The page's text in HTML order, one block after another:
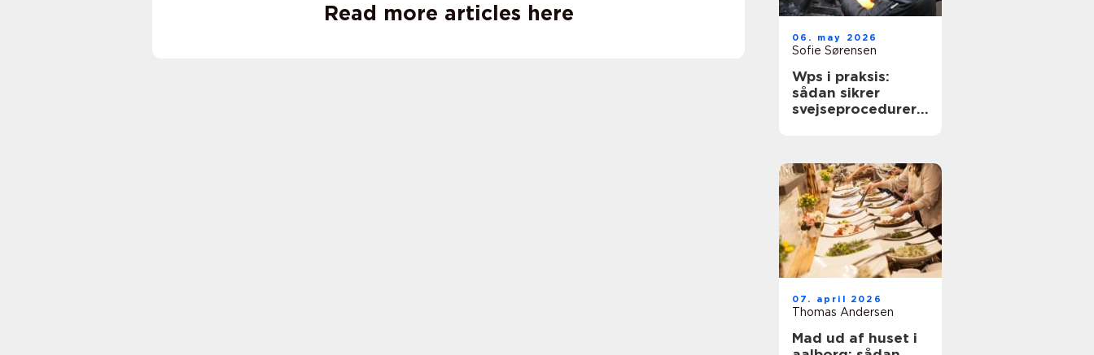
Read more articles here
06. may 2026
Sofie Sørensen
Wps i praksis:
sådan sikrer
svejseprocedurer
07. april 2026
Thomas Andersen
Mad ud af huset i